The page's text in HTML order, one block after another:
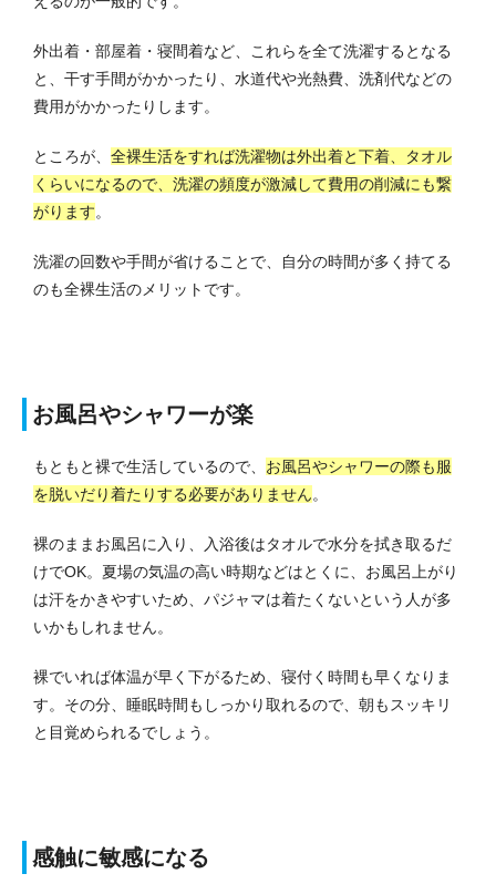
外出着・部屋着・寝間着など、これらを全て洗濯するとなる
と、干す手間がかかったり、水道代や光熱費、洗剤代などの
費用がかかったりします。
ところが、 全裸生活をすれば洗濯物は外出着と下着、タオル
くらいになるので、洗濯の頻度が激減して費用の削減にも繋
がります。
洗濯の回数や手間が省けることで、自分の時間が多く持てる
のも全裸生活のメリットです。
お風呂やシャワーが楽
もともと裸で生活しているので、 お風呂やシャワーの際も服
を脱いだり着たりする必要がありません。
裸のままお風呂に入り、入浴後はタオルで水分を拭き取るだ
けでOK。 夏場の気温の高い時期などはとくに、お風呂上がり
は汗をかきやすいため、パジャマは着たくないという人が多
いかもしれません。
裸でいれば体温が早く下がるため、寝付く時間も早くなりま
す。 その分、睡眠時間もしっかり取れるので、朝もスッキリ
と目覚められるでしょう。
感触に敏感になる